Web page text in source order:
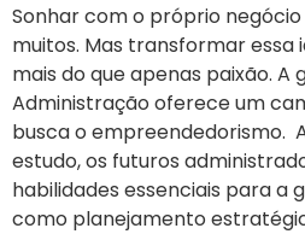
Sonhar com o próprio
muitos. Mas transformar essa
mais do que apenas paixão. A
Administração oferece um
busca o empreendedorismo.
estudo, os futuros
habilidades essenciais para a
como planejamento